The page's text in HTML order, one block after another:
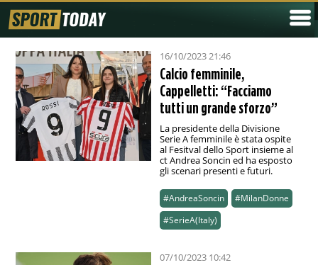
16/10/2023 21:46
Calcio femminile,
Cappelletti: “Facciamo
tutti un grande sforzo”
La presidente della Divisione
Serie A femminile è stata ospite
al Fesitval dello Sport insieme al
ct Andrea Soncin ed ha esposto
gli scenari presenti e futuri.
#AndreaSoncin
#MilanDonne
#SerieA(Italy)
07/10/2023 10:42